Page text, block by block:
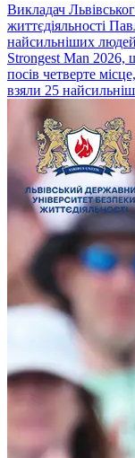
Викладач
життєдіяльності
найсильніших
Strongest Man 2026,
посів четверте
взяли 25